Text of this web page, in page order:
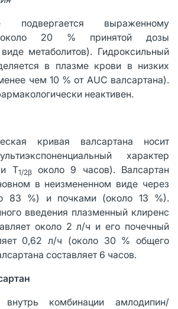
подвергается выраженному
(около 20 % принятой дозы
метаболитов). Гидроксильный
в плазме крови в низких
чем 10 % от AUC валсартана).
неактивен.
кривая валсартана носит
характер
Т1/2β
около 9 часов). Валсартан
в неизмененном виде через
83 %) и почками (около 13 %).
введения плазменный клиренс
около 2 л/ч и его почечный
0,62 л/ч (около 30 % общего
составляет 6 часов.
комбинации амлодипин/